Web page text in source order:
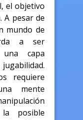
el objetivo
A pesar de
mundo de
a ser
una capa
requiere
mente
posible